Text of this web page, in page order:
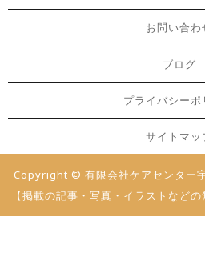
お問い合わ
ブログ
プライバシーポ
サイトマッ
Copyright © 有限会社ケアセンター
【掲載の記事・写真・イラストなど